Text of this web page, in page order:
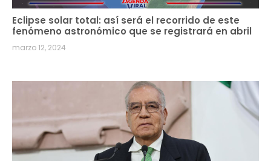
Eclipse solar total: así será el recorrido de este
fenómeno astronómico que se registrará en abril
marzo 12, 2024